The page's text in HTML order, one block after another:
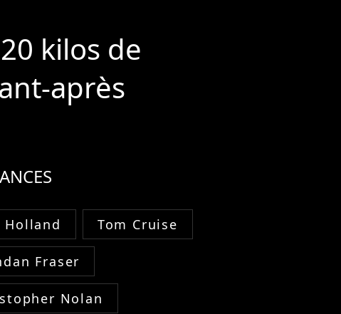
kilos de
après
Holland Tom Cruise
Fraser
Nolan